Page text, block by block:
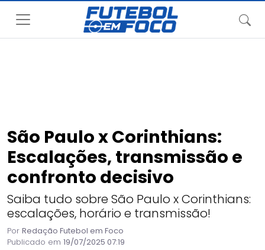
São Paulo x Corinthians:
Escalações, transmissão e
confronto decisivo
Saiba tudo sobre São Paulo x Corinthians:
escalações, horário e transmissão!
Por Redação Futebol em Foco
Publicado em 19/07/2025 07:19